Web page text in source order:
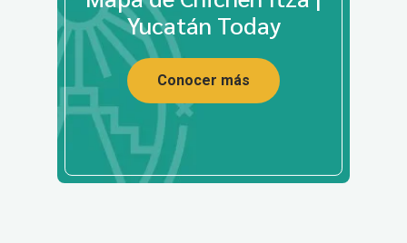
Yucatán Today
Conocer más